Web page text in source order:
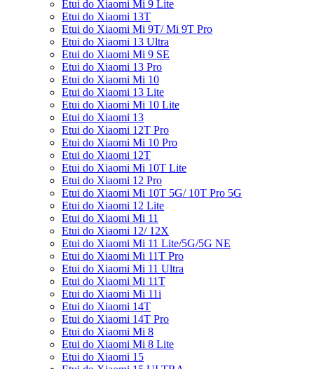
Etui do Xiaomi Mi 9 Lite
Etui do Xiaomi 13T
Etui do Xiaomi Mi 9T/ Mi 9T Pro
Etui do Xiaomi 13 Ultra
Etui do Xiaomi Mi 9 SE
Etui do Xiaomi 13 Pro
Etui do Xiaomi Mi 10
Etui do Xiaomi 13 Lite
Etui do Xiaomi Mi 10 Lite
Etui do Xiaomi 13
Etui do Xiaomi 12T Pro
Etui do Xiaomi Mi 10 Pro
Etui do Xiaomi 12T
Etui do Xiaomi Mi 10T Lite
Etui do Xiaomi 12 Pro
Etui do Xiaomi Mi 10T 5G/ 10T Pro 5G
Etui do Xiaomi 12 Lite
Etui do Xiaomi Mi 11
Etui do Xiaomi 12/ 12X
Etui do Xiaomi Mi 11 Lite/5G/5G NE
Etui do Xiaomi Mi 11T Pro
Etui do Xiaomi Mi 11 Ultra
Etui do Xiaomi Mi 11T
Etui do Xiaomi Mi 11i
Etui do Xiaomi 14T
Etui do Xiaomi 14T Pro
Etui do Xiaomi Mi 8
Etui do Xiaomi Mi 8 Lite
Etui do Xiaomi 15